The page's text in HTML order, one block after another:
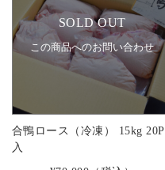
SOLD OUT
この商品へのお問い合わせ
合鴨ロース（冷凍） 15kg 20P
入